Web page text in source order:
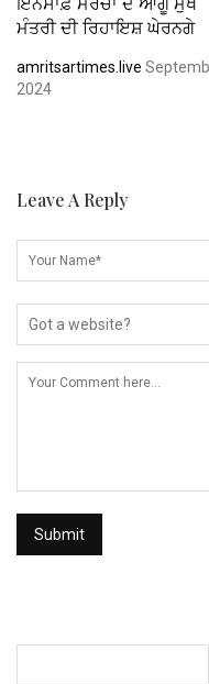
ਮੰਤਰੀ ਦੀ ਰਿਹਾਇਸ਼ ਘੇਰਨਗੇ
amritsartimes.live
2024
Leave A Reply